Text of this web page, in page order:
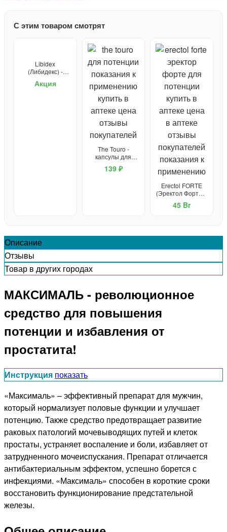
С этим товаром смотрят
Libidex
(Либидекс) -
простатита и для
Акция
The Touro -
капсулы для
потенции
139 ₽
Erectol FORTE
(Эректол Форте) -
средство для
потенции
45 Br
Описание
Отзывы
Товар в других городах
МАКСИМАЛЬ - революционное
средство для повышения
потенции и избавления от
простатита!
Инструкция показать
«Максималь» – эффективный препарат для мужчин,
который нормализует половые функции и улучшает
потенцию. Также средство предотвращает развитие
раковых патологий мочевыводящих путей и клеток
простаты, устраняет воспаление и боли, избавляет от
затрудненного мочеиспускания. Препарат отличается
антибактериальным эффектом, успешно борется с
инфекциями. «Максималь» способен в короткие сроки
восстановить функционирование предстательной
железы.